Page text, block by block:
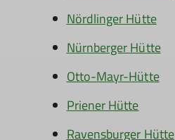
Nördlinger Hütte
Nürnberger Hütte
Otto-Mayr-Hütte
Priener Hütte
Ravensburger Hütte